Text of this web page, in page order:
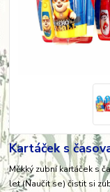
Kartáček s
Měkký zubní kartáček s
let (Naučit se) čistit si